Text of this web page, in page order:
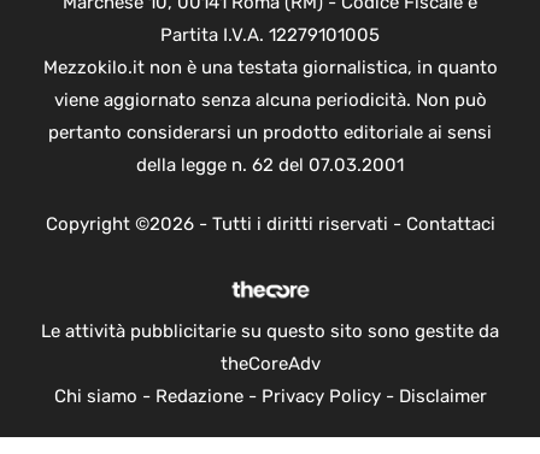
Partita I.V.A. 12279101005
Mezzokilo.it non è una testata giornalistica, in quanto
viene aggiornato senza alcuna periodicità. Non può
pertanto considerarsi un prodotto editoriale ai sensi
della legge n. 62 del 07.03.2001
Copyright ©2026 - Tutti i diritti riservati - Contattaci
Le attività pubblicitarie su questo sito sono gestite da
theCoreAdv
Chi siamo - Redazione- Privacy Policy- Disclaimer